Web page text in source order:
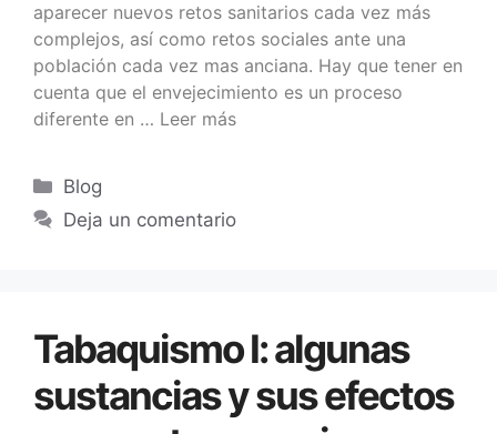
aparecer nuevos retos sanitarios cada vez más
complejos, así como retos sociales ante una
población cada vez mas anciana. Hay que tener en
cuenta que el envejecimiento es un proceso
diferente en … Leer más
Blog
Deja un comentario
Tabaquismo I: algunas
sustancias y sus efectos